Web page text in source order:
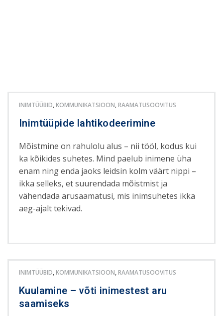
INIMTÜÜBID,KOMMUNIKATSIOON,RAAMATUSOOVITUS
Inimtüüpide lahtikodeerimine
Mõistmine on rahulolu alus – nii tööl, kodus kui
ka kõikides suhetes. Mind paelub inimene üha
enam ning enda jaoks leidsin kolm väärt nippi –
ikka selleks, et suurendada mõistmist ja
vähendada arusaamatusi, mis inimsuhetes ikka
aeg-ajalt tekivad.
INIMTÜÜBID,KOMMUNIKATSIOON,RAAMATUSOOVITUS
Kuulamine – võti inimestest aru
saamiseks